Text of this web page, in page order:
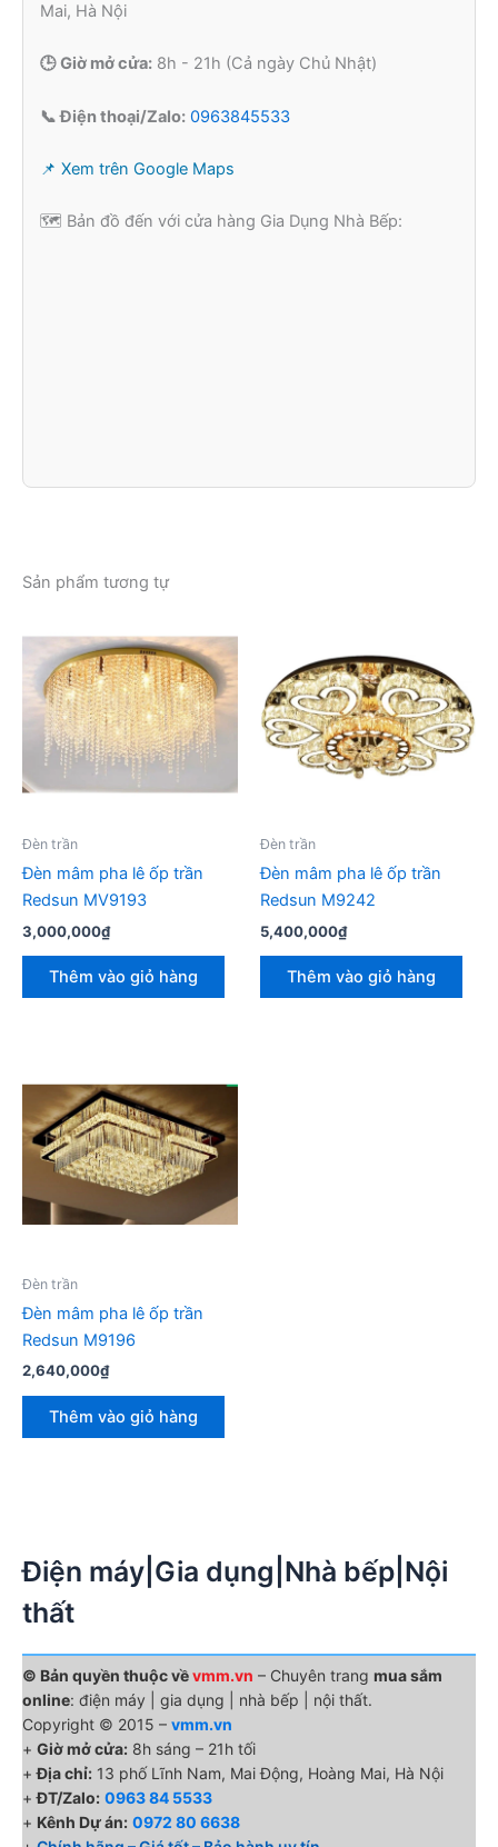
Mai, Hà Nội
🕒 Giờ mở cửa: 8h - 21h (Cả ngày Chủ Nhật)
📞 Điện thoại/Zalo: 0963845533
📌 Xem trên Google Maps
🗺️ Bản đồ đến với cửa hàng Gia Dụng Nhà Bếp:
Sản phẩm tương tự
Đèn trần
Đèn mâm pha lê ốp trần
Redsun MV9193
3,000,000₫
Thêm vào giỏ hàng
Đèn trần
Đèn mâm pha lê ốp trần
Redsun M9242
5,400,000₫
Thêm vào giỏ hàng
Đèn trần
Đèn mâm pha lê ốp trần
Redsun M9196
2,640,000₫
Thêm vào giỏ hàng
Điện máy|Gia dụng|Nhà bếp|Nội
thất
© Bản quyền thuộc vềvmm.vn – Chuyên trang mua sắm
online: điện máy | gia dụng | nhà bếp | nội thất.
Copyright © 2015 – vmm.vn
+ Giờ mở cửa: 8h sáng – 21h tối
+Địa chỉ: 13 phố Lĩnh Nam, Mai Động, Hoàng Mai, Hà Nội
+ĐT/Zalo: 0963 84 5533
+ Kênh Dự án: 0972 80 6638